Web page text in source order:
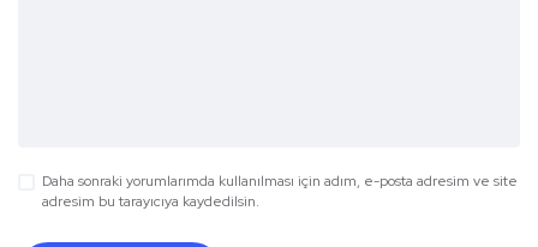
Daha sonraki yorumlarımda kullanılması için adım, e-posta adresim ve site
adresim bu tarayıcıya kaydedilsin.